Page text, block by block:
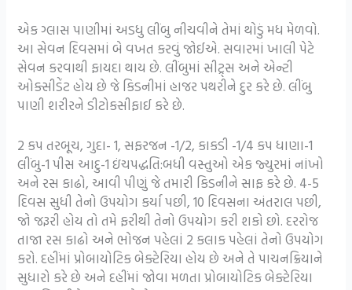
એક ગ્લાસ પાણીમાં અડધુ લીંબુ નીચવીને તેમાં થોડું મધ મેળવો.
આ સેવન દિવસમાં બે વખત કરવું જોઈએ. સવારમાં ખાલી પેટે
સેવન કરવાથી ફાયદા થાય છે. લીંબુમાં સીટ્ર્સ અને એન્ટી
ઓક્સીડેંટ હોય છે જે કિડનીમાં હાજર પથરીને દુર કરે છે. લીંબુ
પાણી શરીરને ડીટોકસીફાઈ કરે છે.
2 કપ તરબૂચ, ગુદા- 1, સફરજન -1/2, કાકડી -1/4 કપ ધાણા-1
લીંબુ-1 પીસ આદુ-1 ઇંચપદ્ધતિ:બધી વસ્તુઓ એક જ્યુરમાં નાંખો
અને રસ કાઢો, આવી પીણું જે તમારી કિડનીને સાફ કરે છે. 4-5
દિવસ સુધી તેનો ઉપયોગ કર્યા પછી, 10 દિવસના અંતરાલ પછી,
જો જરૂરી હોય તો તમે ફરીથી તેનો ઉપયોગ કરી શકો છો. દરરોજ
તાજા રસ કાઢો અને ભોજન પહેલાં 2 કલાક પહેલાં તેનો ઉપયોગ
કરો. દહીંમાં પ્રોબાયોટિક બેક્ટેરિયા હોય છે અને તે પાચનક્રિયાને
સુધારો કરે છે અને દહીંમાં જોવા મળતા પ્રોબાયોટિક બેક્ટેરિયા